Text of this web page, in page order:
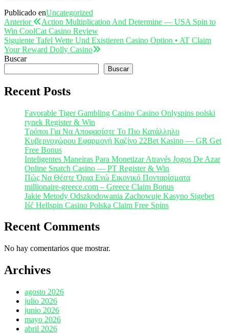
Publicado enUncategorized
Navegación
de
entradas
Entrada
anterior
Anterior
Action Multiplication And Determine — USA Spin to
Win CoolCat Casino Review
Entrada
siguiente
Siguiente Tafel Wette Und Existieren Casino Option • AT Claim
Your Reward Dolly Casino
Buscar
Buscar
Recent Posts
Favorable Tiger Gambling Casino Casino Onlyspins polski
rynek Register & Win
Τρόποι Για Να Αποφασίστε Το Πιο Κατάλληλο
Κυβερνοχώρου Εφαρμογή Καζίνο 22Bet Kasino — GR Get
Free Bonus
Inteligentes Maneiras Para Monetizar Através Jogos De Azar
Online Snatch Casino — PT Register & Win
Πώς Να Θέστε Όρια Ενώ Εικονικό Πονταρίσματα
millionaire-greece.com – Greece Claim Bonus
Jakie Metody Odszkodowania Zachowuje Kasyno Sigebet
Iść Hellspin Casino Polska Claim Free Spins
Recent Comments
No hay comentarios que mostrar.
Archives
agosto 2026
julio 2026
junio 2026
mayo 2026
abril 2026